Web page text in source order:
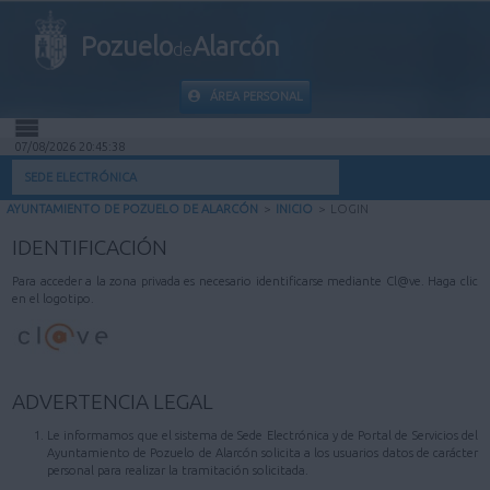
PozuelodeAlarcón
ÁREA PERSONAL
INICIO
MI CARPETA
INFORMACIÓN MUNICIPAL
AYUDA
07/08/2026 20:45:38
SEDE ELECTRÓNICA
AYUNTAMIENTO DE POZUELO DE ALARCÓN > INICIO > LOGIN
IDENTIFICACIÓN
Para acceder a la zona privada es necesario identificarse mediante Cl@ve. Haga clic
en el logotipo.
ADVERTENCIA LEGAL
Le informamos que el sistema de Sede Electrónica y de Portal de Servicios del
Ayuntamiento de Pozuelo de Alarcón solicita a los usuarios datos de carácter
personal para realizar la tramitación solicitada.